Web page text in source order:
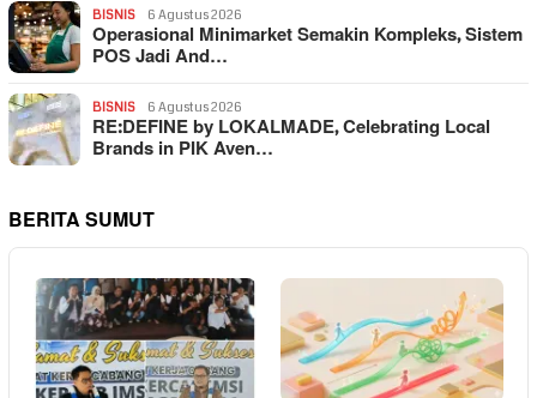
BISNIS 6 Agustus 2026
Operasional Minimarket Semakin Kompleks, Sistem
POS Jadi And…
BISNIS 6 Agustus 2026
RE:DEFINE by LOKALMADE, Celebrating Local
Brands in PIK Aven…
BERITA SUMUT